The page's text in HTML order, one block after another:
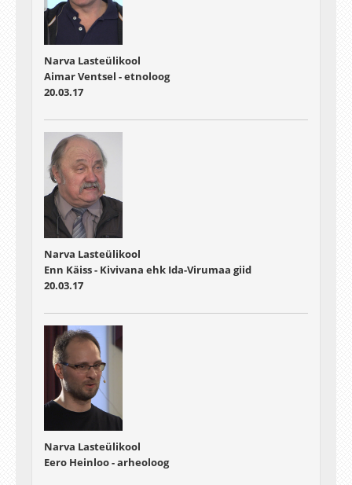
Narva Lasteülikool
Aimar Ventsel - etnoloog
20.03.17
Narva Lasteülikool
Enn Käiss - Kivivana ehk Ida-Virumaa giid
20.03.17
Narva Lasteülikool
Eero Heinloo - arheoloog